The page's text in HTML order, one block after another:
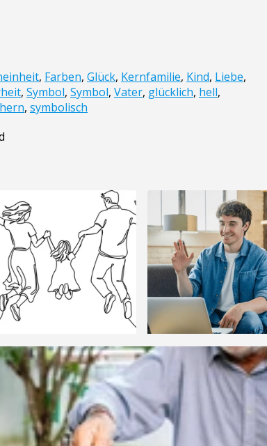
, Farben, Glück, Kernfamilie, Kind, Liebe,
, Symbol, Symbol, Vater, glücklich, hell,
, symbolisch